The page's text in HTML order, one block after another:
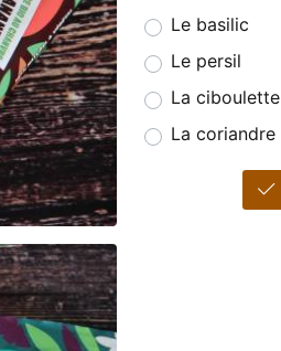
Le basilic
Le persil
La ciboulette
La coriandre